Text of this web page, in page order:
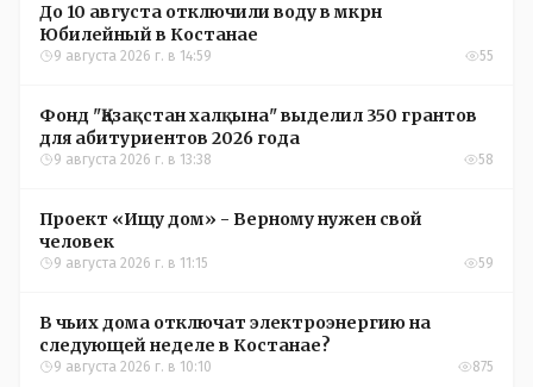
До 10 августа отключили воду в мкрн
Юбилейный в Костанае
9 августа 2026 г. в 14:59 55
Фонд "Қазақстан халқына" выделил 350 грантов
для абитуриентов 2026 года
9 августа 2026 г. в 13:38 58
Проект «Ищу дом» - Верному нужен свой
человек
9 августа 2026 г. в 11:15 59
В чьих дома отключат электроэнергию на
следующей неделе в Костанае?
9 августа 2026 г. в 10:10 875